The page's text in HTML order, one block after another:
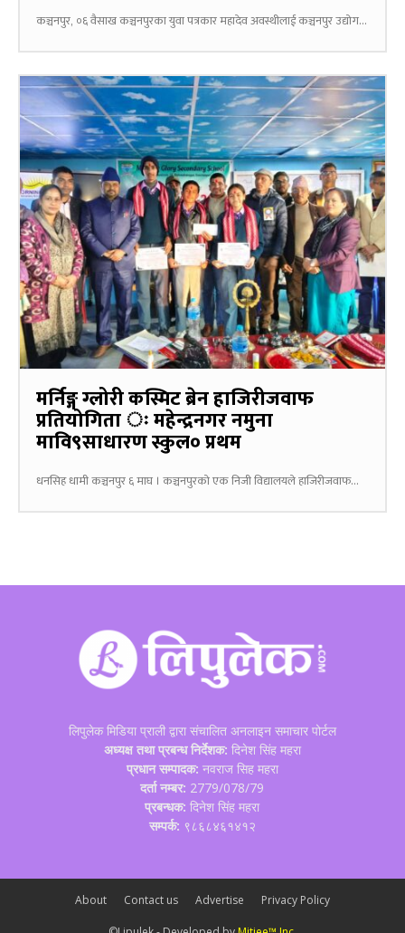
कञ्चनपुर, ०६ वैसाख कञ्चनपुरका युवा पत्रकार महादेव अवस्थीलाई कञ्चनपुर उद्योग...
मर्निङ्ग ग्लोरी कस्मिट ब्रेन हाजिरीजवाफ
प्रतियोगिता ः महेन्द्रनगर नमुना
मावि९साधारण स्कुल० प्रथम
धनसिह धामी कञ्चनपुर ६ माघ । कञ्चनपुरको एक निजी विद्यालयले हाजिरीजवाफ...
लिपुलेक मिडिया प्राली द्वारा संचालित अनलाइन समाचार पोर्टल
अध्यक्ष तथा प्रबन्ध निर्देशक: दिनेश सिंह महरा
प्रधान सम्पादक: नवराज सिह महरा
दर्ता नम्बर: 2779/078/79
प्रबन्धक: दिनेश सिंह महरा
सम्पर्क: ९८६८४६१४१२
About Contact us Advertise Privacy Policy